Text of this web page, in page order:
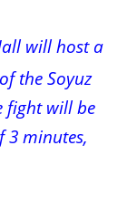
will host a
the Soyuz
fight will be
3 minutes,